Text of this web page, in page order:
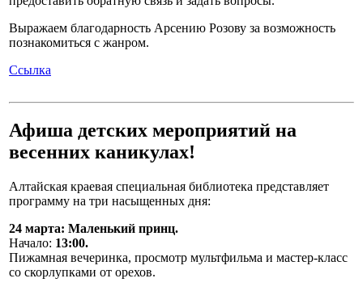
Выражаем благодарность Арсению Розову за возможность
познакомиться с жанром.
Ссылка
Афиша детских мероприятий на
весенних каникулах!
Алтайская краевая специальная библиотека представляет
программу на три насыщенных дня:
24 марта: Маленький принц.
Начало: 13:00.
Пижамная вечеринка, просмотр мультфильма и мастер-класс
со скорлупками от орехов.